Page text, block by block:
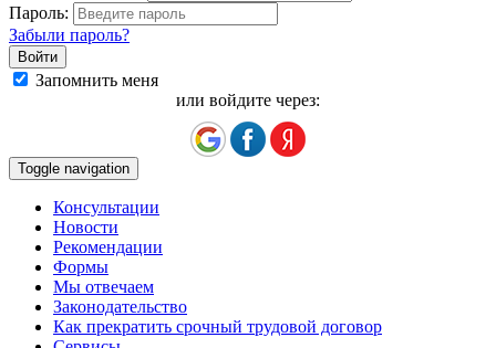
Пароль:
Забыли пароль?
Запомнить меня
или войдите через:
Toggle navigation
Консультации
Новости
Рекомендации
Формы
Мы отвечаем
Законодательство
Как прекратить срочный трудовой договор